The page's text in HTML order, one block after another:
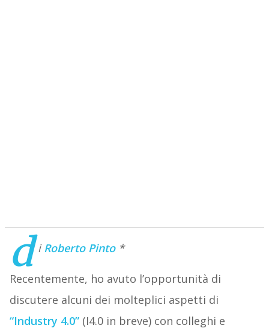
d iRoberto Pinto*
Recentemente, ho avuto l’opportunità di
discutere alcuni dei molteplici aspetti di
“Industry 4.0”(I4.0 in breve) con colleghi e